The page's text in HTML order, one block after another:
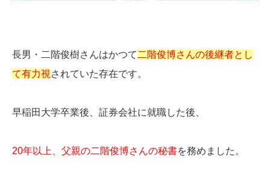
長男・二階俊樹さんはかつて 二階俊博さんの後継者とし
て有力視 されていた存在です。
早稲田大学卒業後、証券会社に就職した後、
20年以上、父親の二階俊博さんの秘書を務めました。